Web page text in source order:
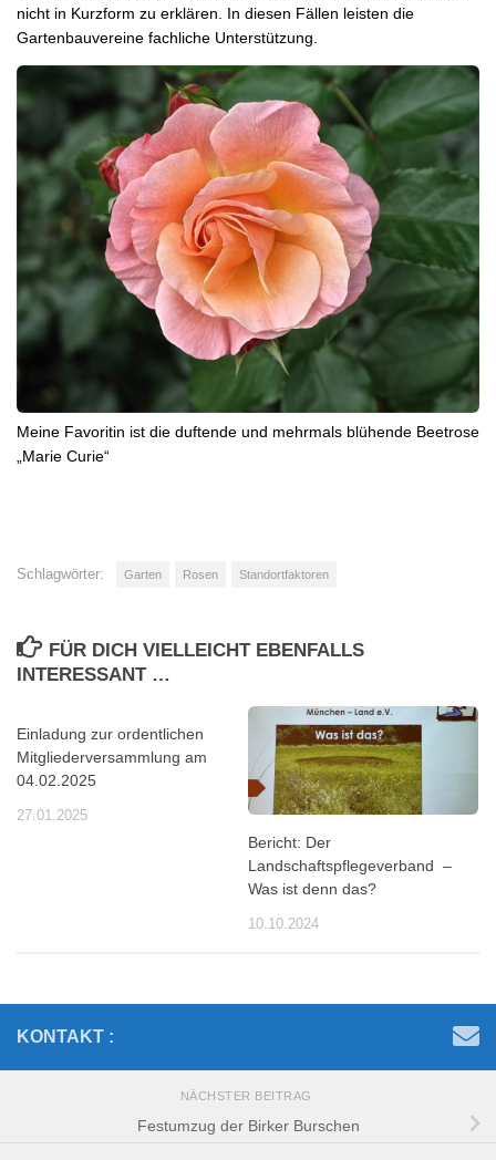
nicht in Kurzform zu erklären. In diesen Fällen leisten die
Gartenbauvereine fachliche Unterstützung.
Meine Favoritin ist die duftende und mehrmals blühende Beetrose
„Marie Curie“
Schlagwörter: Garten Rosen Standortfaktoren
FÜR DICH VIELLEICHT EBENFALLS
INTERESSANT …
Einladung zur ordentlichen
Mitgliederversammlung am
04.02.2025
27.01.2025
Bericht: Der
Landschaftspflegeverband –
Was ist denn das?
10.10.2024
KONTAKT :
NÄCHSTER BEITRAG
Festumzug der Birker Burschen